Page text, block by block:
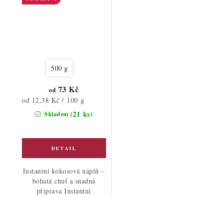
500 g
Skladem (21 ks)
od 73 Kč
Měrná
cena:
od 12,38 Kč / 100 g
Instantní kokosová náplň –
bohatá chuť a snadná
příprava Instantní